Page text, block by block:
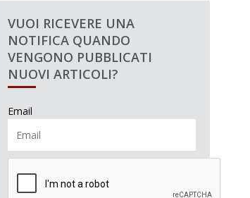
VUOI RICEVERE UNA
NOTIFICA QUANDO
VENGONO PUBBLICATI
NUOVI ARTICOLI?
Email